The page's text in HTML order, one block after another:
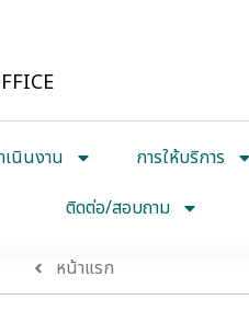
เนินงาน การให้บริการ
ติดต่อ/สอบถาม
หน้าแรก